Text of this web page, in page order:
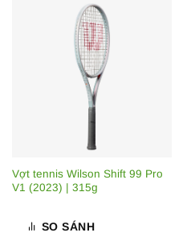
Vợt tennis Wilson Shift 99 Pro
V1 (2023) | 315g
SO SÁNH